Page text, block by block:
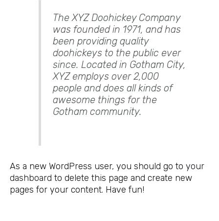
The XYZ Doohickey Company
was founded in 1971, and has
been providing quality
doohickeys to the public ever
since. Located in Gotham City,
XYZ employs over 2,000
people and does all kinds of
awesome things for the
Gotham community.
As a new WordPress user, you should go to your
dashboard to delete this page and create new
pages for your content. Have fun!